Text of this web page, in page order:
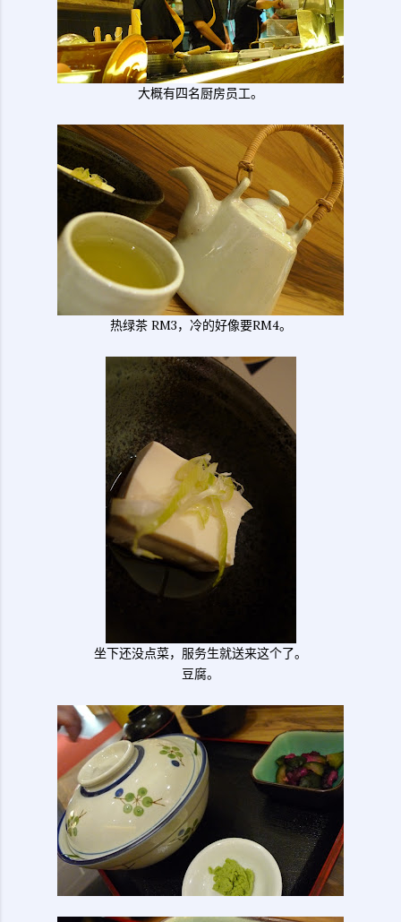
大概有四名厨房员工。
热绿茶 RM3，冷的好像要RM4。
坐下还没点菜，服务生就送来这个了。
豆腐。